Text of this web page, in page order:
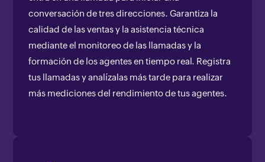
conversación de tres direcciones. Garantiza la
calidad de las ventas y la asistencia técnica
mediante el monitoreo de las llamadas y la
formación de los agentes en tiempo real. Registra
tus llamadas y analízalas más tarde para realizar
más mediciones del rendimiento de tus agentes.